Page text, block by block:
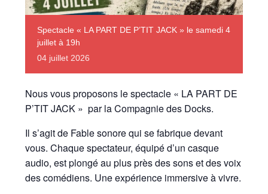
Spectacle « LA PART DE P’TIT JACK » le samedi 4
juillet à 19h
04 juillet 2026
Nous vous proposons le spectacle « LA PART DE
P’TIT JACK » par la Compagnie des Docks.
Il s’agit de Fable sonore qui se fabrique devant
vous. Chaque spectateur, équipé d’un casque
audio, est plongé au plus près des sons et des voix
des comédiens. Une expérience immersive à vivre.